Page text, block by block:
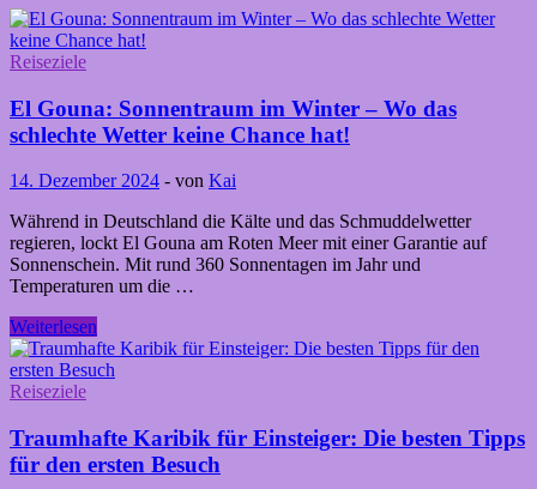
Reiseziele
El Gouna: Sonnentraum im Winter – Wo das
schlechte Wetter keine Chance hat!
14. Dezember 2024 - von Kai
Während in Deutschland die Kälte und das Schmuddelwetter
regieren, lockt El Gouna am Roten Meer mit einer Garantie auf
Sonnenschein. Mit rund 360 Sonnentagen im Jahr und
Temperaturen um die …
El
Gouna:
Sonnentraum
im
–
Wo
das
Weiterlesen
Reiseziele
Traumhafte Karibik für Einsteiger: Die besten Tipps
für den ersten Besuch